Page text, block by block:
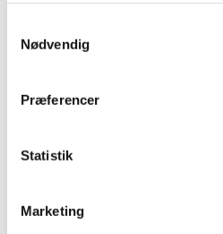
Nødvendig
Præferencer
Statistik
Marketing
uenigheder – at tale
Det er Festsalen på
danne ramme om en aften
festmåltid.
Den årlige
jøder, kristne og alle andre,